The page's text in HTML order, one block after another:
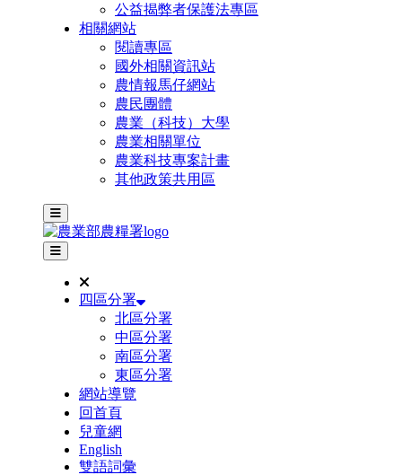
公益揭弊者保護法專區
相關網站
閱讀專區
國外相關資訊站
農情報馬仔網站
農民團體
農業（科技）大學
農業相關單位
農業科技專案計畫
其他政策共用區
主選單
其他網站選單
四區分署
北區分署
中區分署
南區分署
東區分署
網站導覽
回首頁
兒童網
English
雙語詞彙